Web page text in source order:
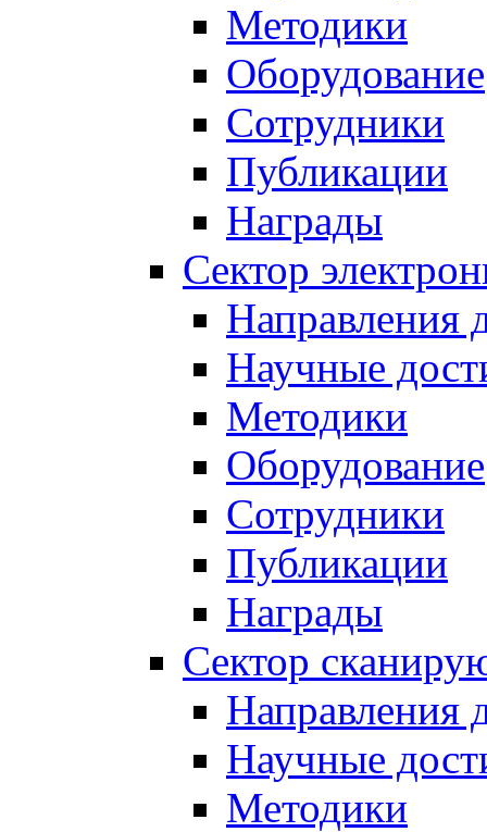
Методики
Оборудование
Сотрудники
Публикации
Награды
Сектор
Направления
Научные
Методики
Оборудование
Сотрудники
Публикации
Награды
Сектор
Направления
Научные
Методики